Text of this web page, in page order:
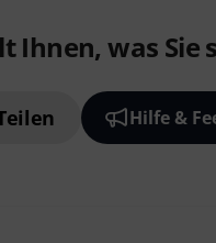
Ihnen, was Sie
Hilfe &